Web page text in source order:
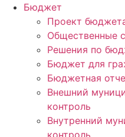
Бюджет
Проект
Общественные
Решения по
Бюджет для
Бюджетная
Внешний
контроль
Внутренний
контроль